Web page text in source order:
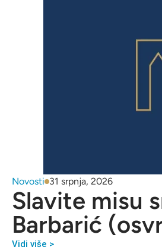
Novosti 31 srpnja, 2026
Slavite misu
Barbarić
Vidi više >